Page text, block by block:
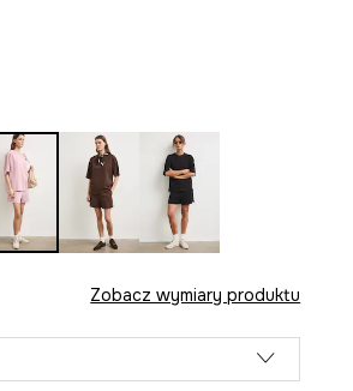
Zobacz wymiary produktu